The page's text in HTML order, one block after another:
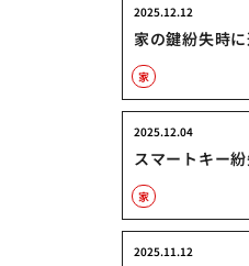
家の鍵紛失時
2025.12.12
家
スマートキー
2025.12.04
家
2025.11.12